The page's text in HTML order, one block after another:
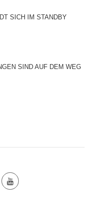
SICH IM STANDBY
SIND AUF DEM WEG
auf Pinterest